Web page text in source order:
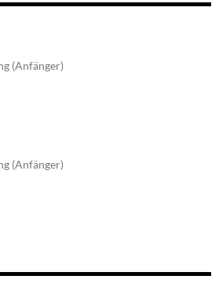
(Anfänger)
(Anfänger)